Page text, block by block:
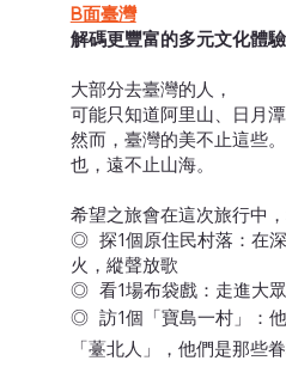
B面臺灣
解碼更豐富的多元文化體驗
大部分去臺灣的人，
可能只知道阿里山、日月潭
然而，臺灣的美不止這些。
也，遠不止山海。
希望之旅會在這次旅行中
◎ 探1個原住民村落：在
火，縱聲放歌
◎ 看1場布袋戲：走進大
◎ 訪1個「寶島一村」：
「薹北人」，他們是那些